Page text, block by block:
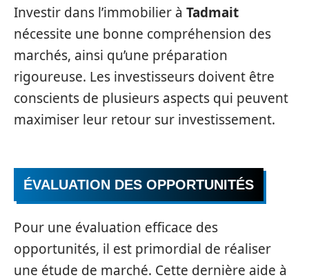
Investir dans l’immobilier à Tadmait
nécessite une bonne compréhension des
marchés, ainsi qu’une préparation
rigoureuse. Les investisseurs doivent être
conscients de plusieurs aspects qui peuvent
maximiser leur retour sur investissement.
ÉVALUATION DES OPPORTUNITÉS
Pour une évaluation efficace des
opportunités, il est primordial de réaliser
une étude de marché. Cette dernière aide à